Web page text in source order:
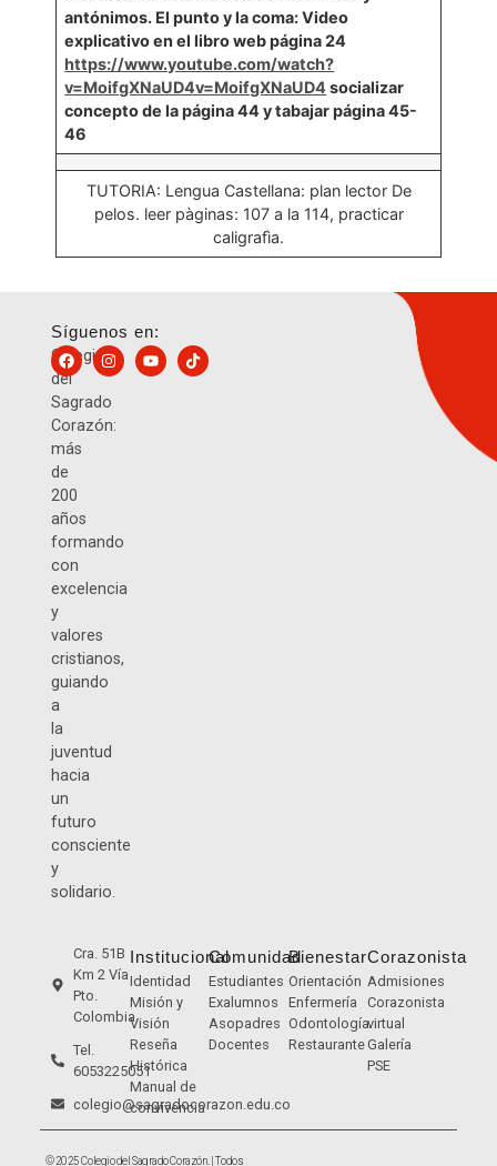
antónimos. El punto y la coma: Video
explicativo en el libro web página 24
https://www.youtube.com/watch?
v=MoifgXNaUD4v=MoifgXNaUD4 socializar
concepto de la página 44 y tabajar página 45-
46
TUTORIA: Lengua Castellana: plan lector De
pelos. leer pàginas: 107 a la 114, practicar
caligrafìa.
Colegio
del
Sagrado
Corazón:
más
de
200
años
formando
con
excelencia
y
valores
cristianos,
guiando
a
la
juventud
hacia
un
futuro
consciente
y
solidario.
Síguenos en:
Cra. 51B
Km 2 Vía
Pto.
Colombia
Tel.
6053225051
colegio@sagradocorazon.edu.co
Institucional
Identidad
Misión y
Visión
Reseña
Histórica
Manual de
convivencia
Comunidad
Estudiantes
Exalumnos
Asopadres
Docentes
Bienestar
Orientación
Enfermería
Odontología
Restaurante
Corazonista
Admisiones
Corazonista
virtual
Galería
PSE
© 2025 Colegio del Sagrado Corazón. | Todos